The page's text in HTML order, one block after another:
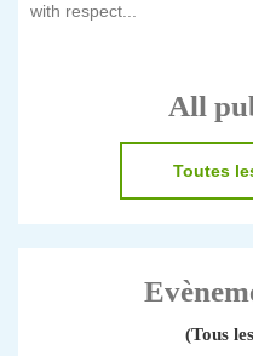
with respect...
All
Toutes
(Tous